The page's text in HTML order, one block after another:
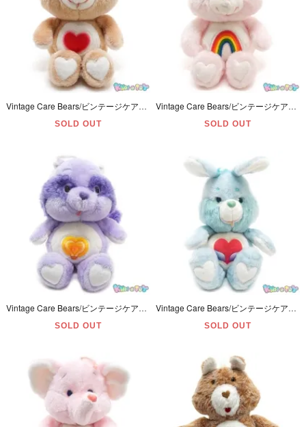
Vintage Care Bears/ビンテージケアベア・ぬいぐるみ・Tenderheart Bear/テンダーハートベア・13inch・1983年・Kenner
SOLD OUT
Vintage Care Bears/ビンテージケアベア・ぬいぐるみ・Cheer Bear/チアベア・13inch・1983年・Kenner 【色褪せ】
SOLD OUT
Vintage Care Bears/ビンテージケアベア・ぬいぐるみ・Cousins/カズンズ・Bright Heart Raccoon/ブライトハートラクーン・アライグマ・13inch・1984年
SOLD OUT
Vintage Care Bears/ビンテージケアベア・ぬいぐるみ・Cousins/カズンズ・Swift Heart Rabbit/スウィフトハートラビット・ウサギ・13inch・1984年
SOLD OUT